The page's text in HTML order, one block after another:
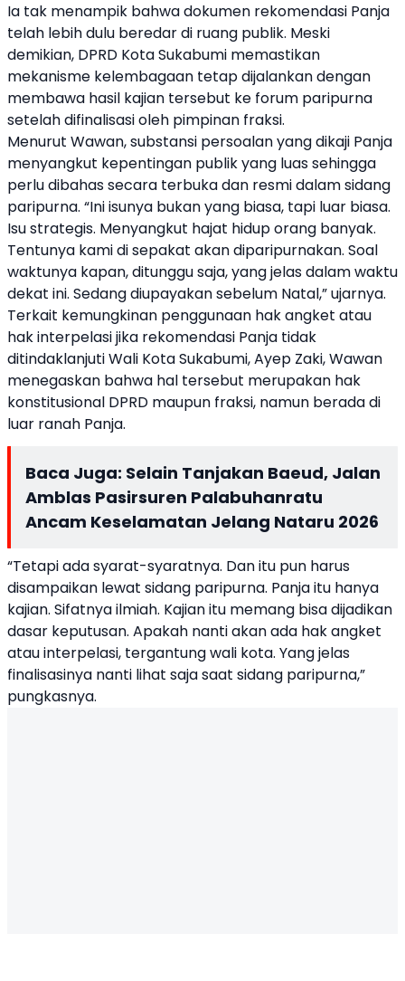
Ia tak menampik bahwadokumen rekomendasi Panja
telah lebihdulu beredardi ruang publik. Meski
demikian, DPRD KotaSukabumi memastikan
mekanisme kelembagaan tetapdijalankandengan
membawa hasil kajian tersebut ke forum paripurna
setelahdifinalisasioleh pimpinan fraksi.
Menurut Wawan,substansi persoalanyangdikaji Panja
menyangkut kepentingan publikyang luassehingga
perludibahassecara terbukadan resmidalamsidang
paripurna. “Iniisunya bukanyang biasa, tapi luar biasa.
Isustrategis. Menyangkut hajat hiduporang banyak.
Tentunya kami disepakat akandiparipurnakan. Soal
waktunya kapan,ditunggusaja, yangjelasdalamwaktu
dekat ini. Sedangdiupayakansebelum Natal,”ujarnya.
Terkait kemungkinan penggunaan hakangket atau
hakinterpelasijika rekomendasi Panja tidak
ditindaklanjutiWali KotaSukabumi,Ayep Zaki,Wawan
menegaskan bahwa hal tersebut merupakan hak
konstitusional DPRD maupun fraksi, namun beradadi
luar ranah Panja.
Baca Juga: Selain Tanjakan Baeud, Jalan
Amblas Pasirsuren Palabuhanratu
Ancam Keselamatan Jelang Nataru 2026
“Tetapiadasyarat-syaratnya. Danitu pun harus
disampaikan lewat sidang paripurna. Panjaitu hanya
kajian. Sifatnyailmiah. Kajianitu memang bisadijadikan
dasar keputusan. Apakah nantiakanada hakangket
atauinterpelasi, tergantungwali kota. Yangjelas
finalisasinya nanti lihat sajasaat sidang paripurna,”
pungkasnya.